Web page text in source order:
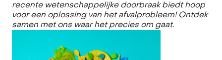
recente wetenschappelijke doorbraak biedt hoop
voor een oplossing van het afvalprobleem! Ontdek
samen met ons waar het precies om gaat.